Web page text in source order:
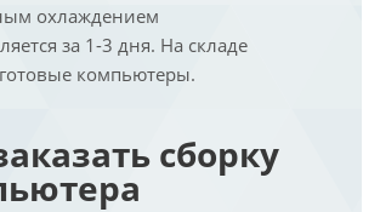
охлаждением
за 1-3 дня. На складе
компьютеры.
сборку